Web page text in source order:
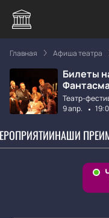
Главная Афиша театра
Билеты
Театр-
9 апр.
НАШИ